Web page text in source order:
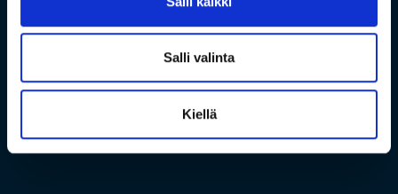
Salli valinta
Kiellä